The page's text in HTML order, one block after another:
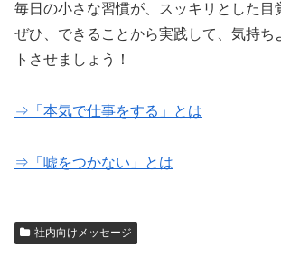
毎日の小さな習慣が、スッキリとした目
ぜひ、できることから実践して、気持ち
トさせましょう！
⇒「本気で仕事をする」とは
⇒「嘘をつかない」とは
社内向けメッセージ